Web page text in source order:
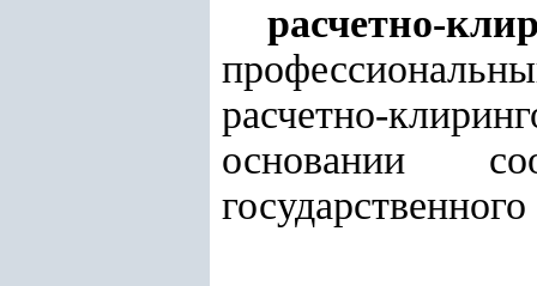
расчетно-
расчетно-
основании